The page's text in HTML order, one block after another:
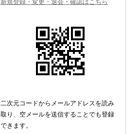
新規登録・変更・退会・確認はこちら
二次元コードからメールアドレスを読み
取り、空メールを送信することでも登録
できます。